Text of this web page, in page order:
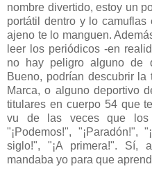
nombre divertido, estoy un
portátil dentro y lo
ajeno te lo manguen.
leer los periódicos -en
no hay peligro alguno de
Bueno, podrían descubrir
Marca, o alguno deportivo
titulares en cuerpo 54 que
vu de las veces que los
"¡Podemos!", "¡Paradón!",
siglo!", "¡A primera!". Sí,
mandaba yo para que